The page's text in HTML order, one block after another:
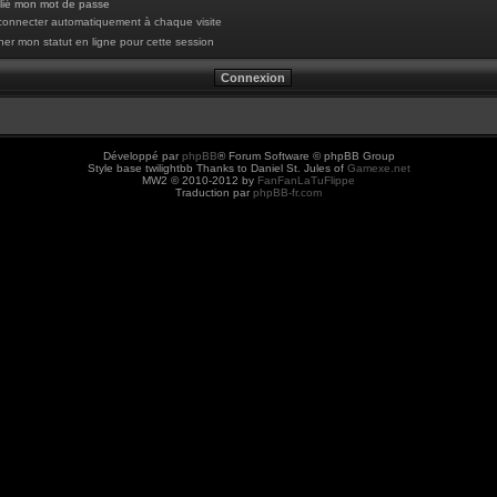
mon mot de passe
automatiquement à chaque visite
mon statut en ligne pour cette session
Développé par phpBB® Forum Software © phpBB Group
Style base twilightbb Thanks to Daniel St. Jules of Gamexe.net
MW2 © 2010-2012 by FanFanLaTuFlippe
Traduction par phpBB-fr.com